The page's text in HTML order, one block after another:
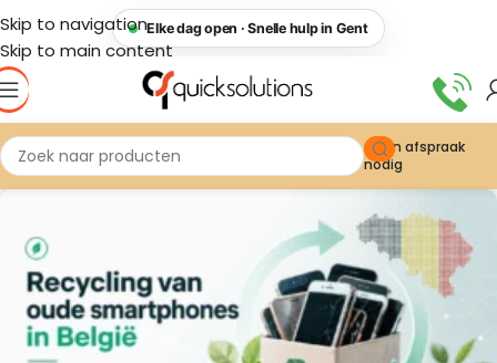
Elke dag open · Snelle hulp in Gent
Skip to navigation
Skip to main content
Geen afspraak
nodig